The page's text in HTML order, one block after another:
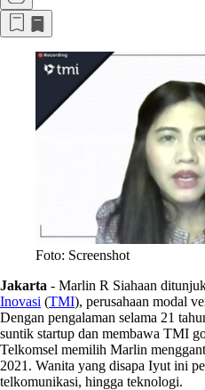
Foto: Screenshot
Jakarta - Marlin R Siahaan
Inovasi (TMI), perusahaan modal
Dengan pengalaman selama 21
suntik startup dan membawa TMI
Telkomsel memilih Marlin
2021. Wanita yang disapa Iyut ini
telkomunikasi, hingga teknologi.